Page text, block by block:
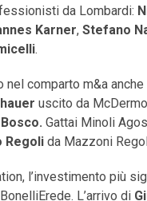
da Lombardi:
Karner, Stefano
.
nel comparto m&a
uscito da
Gattai Minoli
Regoli da Mazzoni
l’investimento più
L’arrivo di